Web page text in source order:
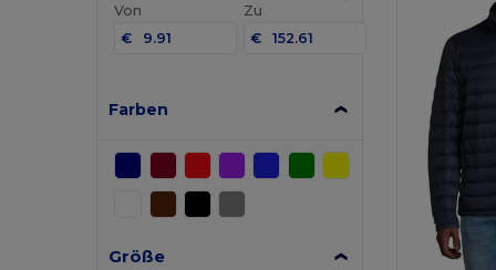
Von
€
Zu
€
Farben
Größe